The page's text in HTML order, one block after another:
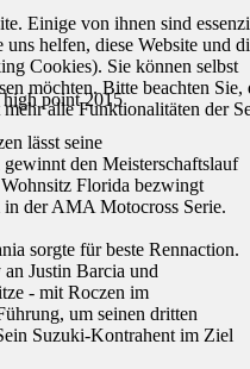
lässt seine
den Meisterschaftslauf
Florida bezwingt
der AMA Motocross Serie.
sorgte für beste Rennaction.
Justin Barcia und
- mit Roczen im
um seinen dritten
Suzuki-Kontrahent im Ziel
Einige von ihnen sind
helfen, diese Website und
Cookies). Sie können selbst
möchten. Bitte beachten Sie,
alle Funktionalitäten der